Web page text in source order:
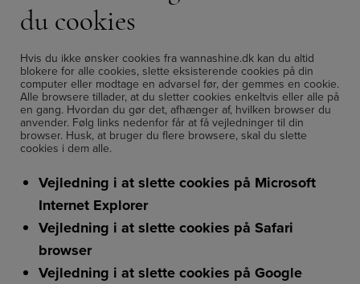
du cookies
Hvis du ikke ønsker cookies fra wannashine.dk kan du altid
blokere for alle cookies, slette eksisterende cookies på din
computer eller modtage en advarsel før, der gemmes en cookie.
Alle browsere tillader, at du sletter cookies enkeltvis eller alle på
en gang. Hvordan du gør det, afhænger af, hvilken browser du
anvender. Følg links nedenfor får at få vejledninger til din
browser. Husk, at bruger du flere browsere, skal du slette
cookies i dem alle.
Vejledning i at slette cookies på Microsoft
Internet Explorer
Vejledning i at slette cookies på Safari
browser
Vejledning i at slette cookies på Google